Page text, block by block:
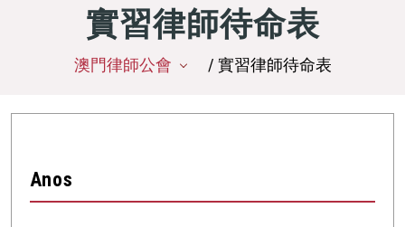
實習律師待命表
澳門律師公會 / 實習律師待命表
Anos